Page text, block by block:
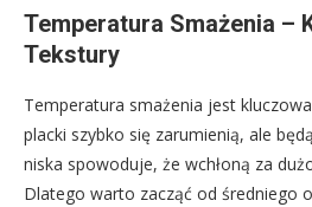
Temperatura Smażenia –
Tekstury
Temperatura smażenia jest
placki szybko się zarumienią, ale
niska spowoduje, że wchłoną za
Dlatego warto zacząć od średniego